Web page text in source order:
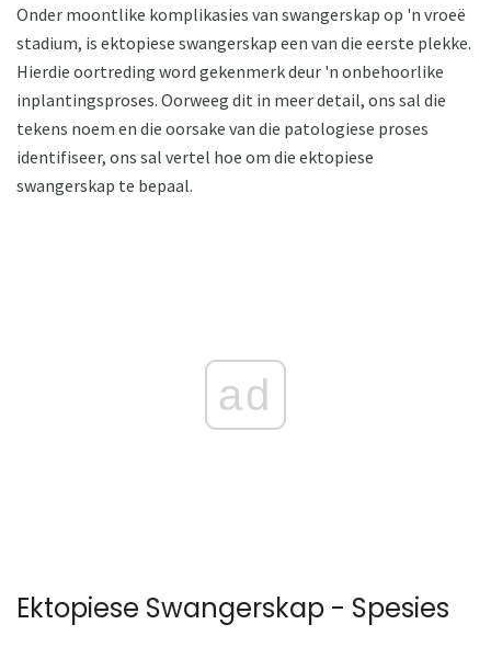
Onder moontlike komplikasies van swangerskap op 'n vroeë
stadium, is ektopiese swangerskap een van die eerste plekke.
Hierdie oortreding word gekenmerk deur 'n onbehoorlike
inplantingsproses. Oorweeg dit in meer detail, ons sal die
tekens noem en die oorsake van die patologiese proses
identifiseer, ons sal vertel hoe om die ektopiese
swangerskap te bepaal.
ad
Ektopiese Swangerskap - Spesies